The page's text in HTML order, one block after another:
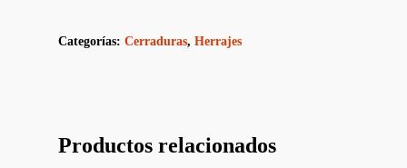
Categorías: Cerraduras, Herrajes
Productos relacionados